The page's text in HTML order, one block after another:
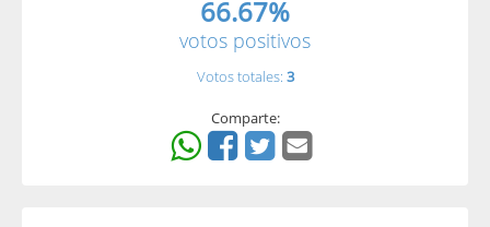
66.67%
votos positivos
Votos totales: 3
Comparte: